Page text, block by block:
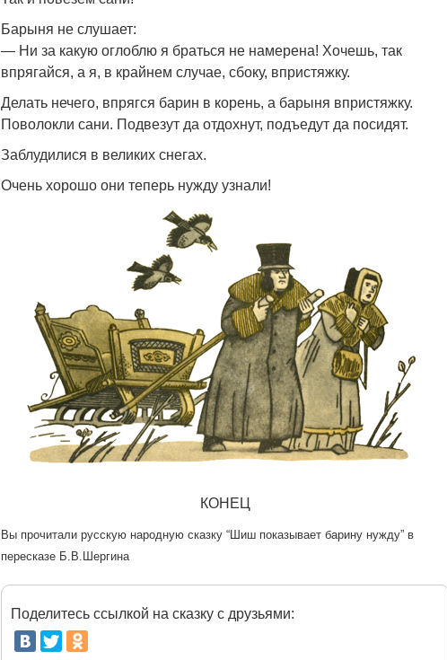
Барыня не слушает:
— Ни за какую оглоблю я браться не намерена! Хочешь, так
впрягайся, а я, в крайнем случае, сбоку, впристяжку.
Делать нечего, впрягся барин в корень, а барыня впристяжку.
Поволокли сани. Подвезут да отдохнут, подъедут да посидят.
Заблудилися в великих снегах.
Очень хорошо они теперь нужду узнали!
КОНЕЦ
Вы прочитали русскую народную сказку “Шиш показывает барину нужду” в
пересказе Б.В.Шергина
Поделитесь ссылкой на сказку с друзьями: